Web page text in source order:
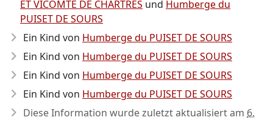
ET VICOMTE DE CHARTRES und Humberge du
PUISET DE SOURS
Ein Kind von Humberge du PUISET DE SOURS
Ein Kind von Humberge du PUISET DE SOURS
Ein Kind von Humberge du PUISET DE SOURS
Ein Kind von Humberge du PUISET DE SOURS
Diese Information wurde zuletzt aktualisiert am 6.